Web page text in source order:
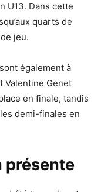
U13. Dans cette
quarts de
jeu.
également à
Valentine Genet
en finale, tandis
demi-finales en
présente